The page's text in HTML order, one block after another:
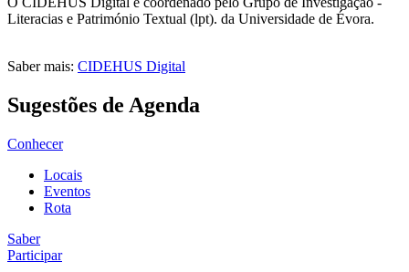
Literacias e Património Textual (lpt). da Universidade de Évora.
Saber mais: CIDEHUS Digital
Sugestões de Agenda
Conhecer
Locais
Eventos
Rota
Saber
Participar